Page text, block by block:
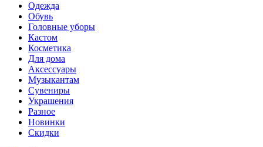
Одежда
Обувь
Головные уборы
Кастом
Косметика
Для дома
Аксессуары
Музыкантам
Сувениры
Украшения
Разное
Новинки
Скидки